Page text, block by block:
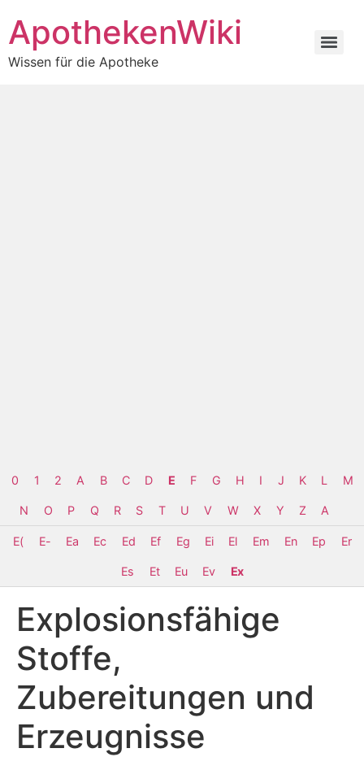
ApothekenWiki
Wissen für die Apotheke
0 1 2 A B C D E F G H I J K L M
N O P Q R S T U V W X Y Z Α
E( E- Ea Ec Ed Ef Eg Ei El Em En Ep Er
Es Et Eu Ev Ex
Explosionsfähige
Stoffe,
Zubereitungen und
Erzeugnisse